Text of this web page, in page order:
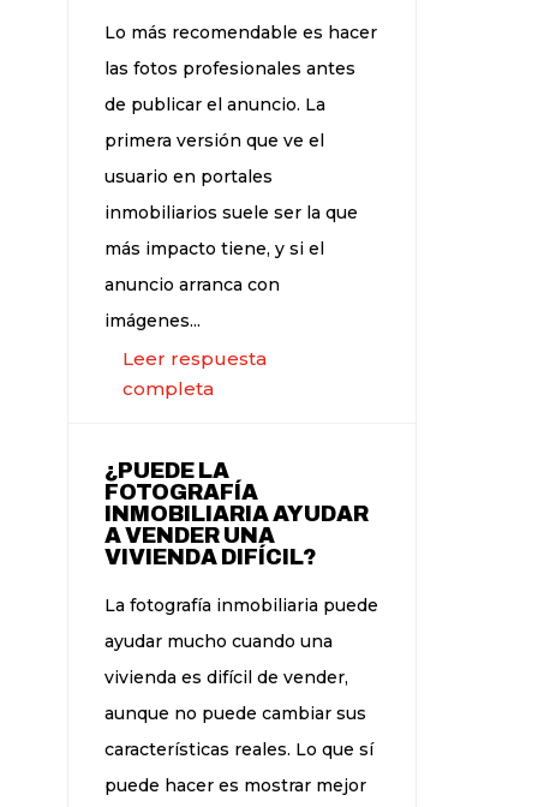
Lo más recomendable es hacer
las fotos profesionales antes
de publicar el anuncio. La
primera versión que ve el
usuario en portales
inmobiliarios suele ser la que
más impacto tiene, y si el
anuncio arranca con
imágenes...
Leer respuesta
completa
¿PUEDE LA
FOTOGRAFÍA
INMOBILIARIA AYUDAR
A VENDER UNA
VIVIENDA DIFÍCIL?
La fotografía inmobiliaria puede
ayudar mucho cuando una
vivienda es difícil de vender,
aunque no puede cambiar sus
características reales. Lo que sí
puede hacer es mostrar mejor